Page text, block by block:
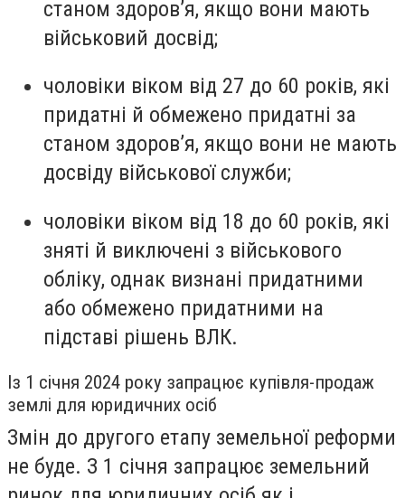
станом здоров’я, якщо вони мають
військовий досвід;
чоловіки віком від 27 до 60 років, які
придатні й обмежено придатні за
станом здоров’я, якщо вони не мають
досвіду військової служби;
чоловіки віком від 18 до 60 років, які
зняті й виключені з військового
обліку, однак визнані придатними
або обмежено придатними на
підставі рішень ВЛК.
Із 1 січня 2024 року запрацює купівля-продаж
землі для юридичних осіб
Змін до другого етапу земельної реформи
не буде. З 1 січня запрацює земельний